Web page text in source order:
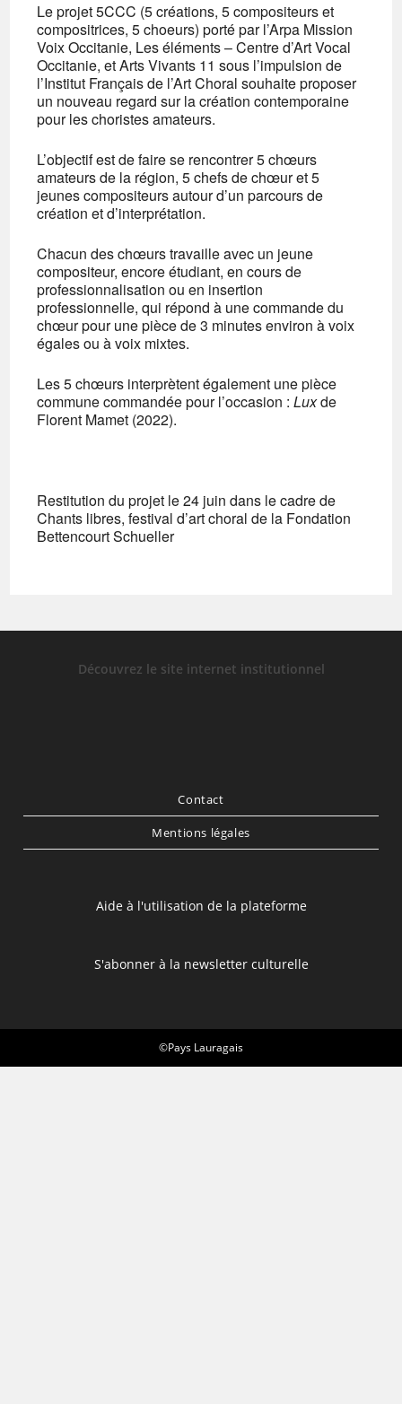
Le projet 5CCC (5 créations, 5 compositeurs et
compositrices, 5 choeurs) porté par l’Arpa Mission
Voix Occitanie, Les éléments – Centre d’Art Vocal
Occitanie, et Arts Vivants 11 sous l’impulsion de
l’Institut Français de l’Art Choral souhaite proposer
un nouveau regard sur la création contemporaine
pour les choristes amateurs.
L’objectif est de faire se rencontrer 5 chœurs
amateurs de la région, 5 chefs de chœur et 5
jeunes compositeurs autour d’un parcours de
création et d’interprétation.
Chacun des chœurs travaille avec un jeune
compositeur, encore étudiant, en cours de
professionnalisation ou en insertion
professionnelle, qui répond à une commande du
chœur pour une pièce de 3 minutes environ à voix
égales ou à voix mixtes.
Les 5 chœurs interprètent également une pièce
commune commandée pour l’occasion :Luxde
Florent Mamet (2022).
Restitution du projet le 24 juin dans le cadre de
Chants libres, festival d’art choral de la Fondation
Bettencourt Schueller
Découvrez le site internet institutionnel
Contact
Mentions légales
Aide à l'utilisation de la plateforme
S'abonner à la newsletter culturelle
©Pays Lauragais